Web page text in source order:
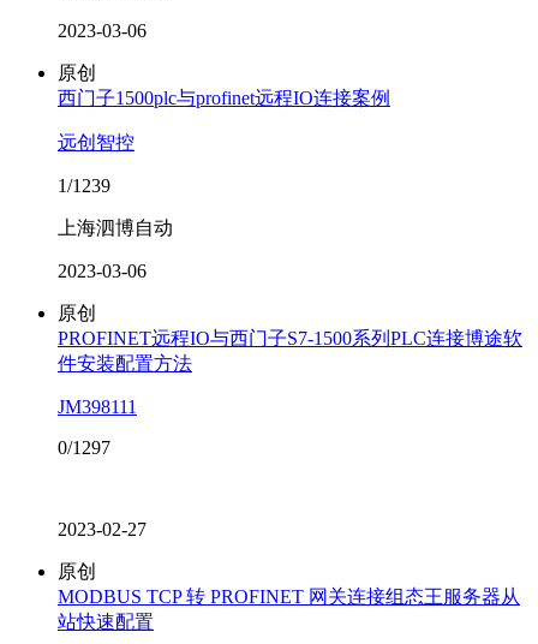
2023-03-06
原创
西门子1500plc与profinet远程IO连接案例
远创智控
1/1239
上海泗博自动
2023-03-06
原创
PROFINET远程IO与西门子S7-1500系列PLC连接博途软
件安装配置方法
JM398111
0/1297
2023-02-27
原创
MODBUS TCP 转 PROFINET 网关连接组态王服务器从
站快速配置